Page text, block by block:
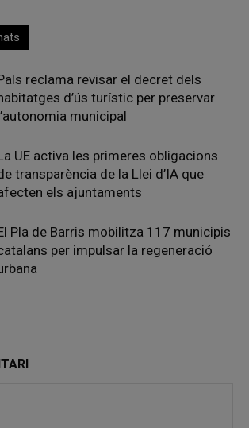
reclama revisar el decret dels
d’ús turístic per preservar
municipal
UE activa les primeres obligacions
transparència de la Llei d’IA que
els ajuntaments
Pla de Barris mobilitza 117 municipis
per impulsar la regeneració